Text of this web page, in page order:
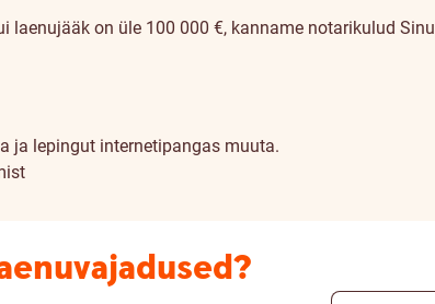
laenujääk on üle 100 000 €, kanname notarikulud
ja lepingut internetipangas muuta.